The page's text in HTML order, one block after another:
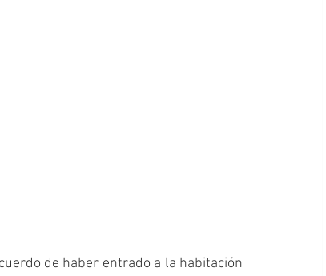
de haber entrado a la habitación